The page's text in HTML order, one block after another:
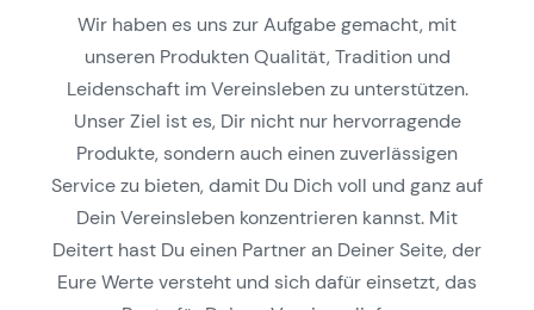
Wir haben es uns zur Aufgabe gemacht, mit
unseren Produkten Qualität, Tradition und
Leidenschaft im Vereinsleben zu unterstützen.
Unser Ziel ist es, Dir nicht nur hervorragende
Produkte, sondern auch einen zuverlässigen
Service zu bieten, damit Du Dich voll und ganz auf
Dein Vereinsleben konzentrieren kannst. Mit
Deitert hast Du einen Partner an Deiner Seite, der
Eure Werte versteht und sich dafür einsetzt, das